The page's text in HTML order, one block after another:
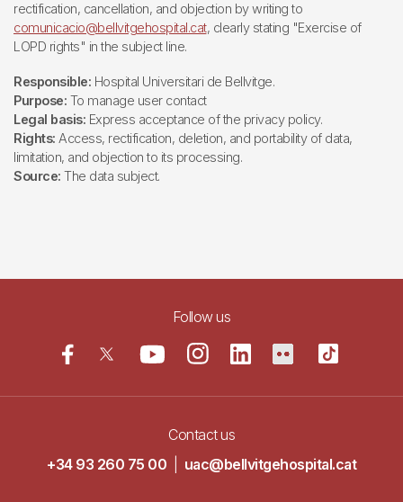
rectification, cancellation, and objection by writing to
comunicacio@bellvitgehospital.cat, clearly stating "Exercise of
LOPD rights" in the subject line.
Responsible: Hospital Universitari de Bellvitge.
Purpose: To manage user contact
Legal basis: Express acceptance of the privacy policy.
Rights: Access, rectification, deletion, and portability of data,
limitation, and objection to its processing.
Source: The data subject.
Follow us
Contact us
+34 93 260 75 00
uac@bellvitgehospital.cat